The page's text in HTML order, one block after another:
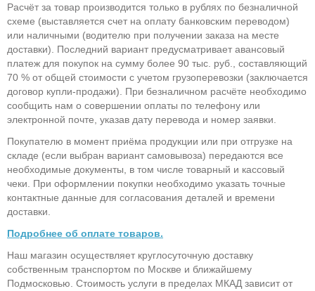
Расчёт за товар производится только в рублях по безналичной
схеме (выставляется счет на оплату банковским переводом)
или наличными (водителю при получении заказа на месте
доставки). Последний вариант предусматривает авансовый
платеж для покупок на сумму более 90 тыс. руб., составляющий
70 % от общей стоимости с учетом грузоперевозки (заключается
договор купли-продажи). При безналичном расчёте необходимо
сообщить нам о совершении оплаты по телефону или
электронной почте, указав дату перевода и номер заявки.
Покупателю в момент приёма продукции или при отгрузке на
складе (если выбран вариант самовывоза) передаются все
необходимые документы, в том числе товарный и кассовый
чеки. При оформлении покупки необходимо указать точные
контактные данные для согласования деталей и времени
доставки.
Подробнее об оплате товаров.
Наш магазин осуществляет круглосуточную доставку
собственным транспортом по Москве и ближайшему
Подмосковью. Стоимость услуги в пределах МКАД зависит от